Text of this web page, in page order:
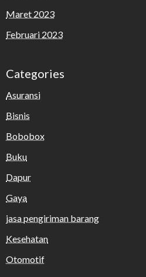
Maret 2023
Februari 2023
Categories
Asuransi
Bisnis
Bobobox
Buku
Dapur
Gaya
jasa pengiriman barang
Kesehatan
Otomotif